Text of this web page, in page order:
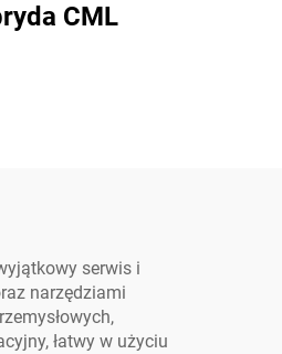
CML
serwis i
narzędziami
łatwy w użyciu